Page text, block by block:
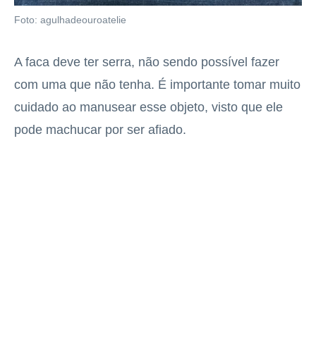
Foto: agulhadeouroatelie
A faca deve ter serra, não sendo possível fazer
com uma que não tenha. É importante tomar muito
cuidado ao manusear esse objeto, visto que ele
pode machucar por ser afiado.